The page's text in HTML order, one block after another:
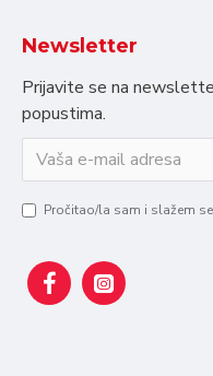
Newsletter
Prijavite se na
popustima.
Pročitao/la sam i slažem